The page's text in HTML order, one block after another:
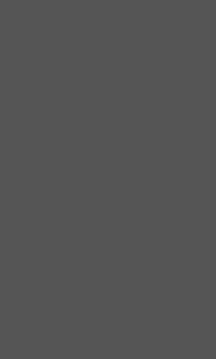
Gültepe Noktasal Su
Gültepe noktasal su
Gültepe bölgesinde
detaylar için bizi
gibi detaylar için
Gültepe Cihazla Su
Gültepe cihazla su
bulma hizmetlerinin
detayları için bizi